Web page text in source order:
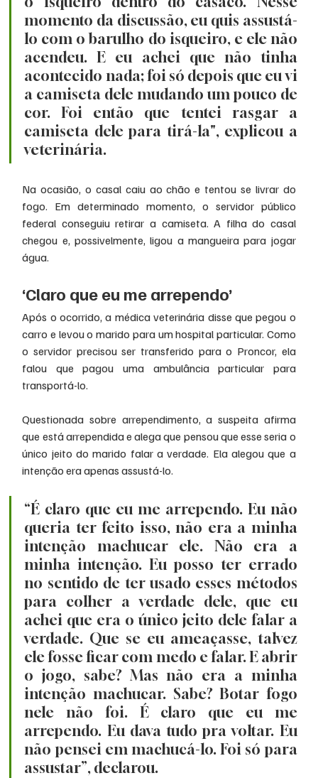
momento da discussão, eu quis assustá-
lo com o barulho do isqueiro, e ele não
acendeu. E eu achei que não tinha
acontecido nada; foi só depois que eu vi
a camiseta dele mudando um pouco de
cor. Foi então que tentei rasgar a
camiseta dele para tirá-la", explicou a
veterinária.
Na ocasião, o casal caiu ao chão e tentou se livrar do
fogo. Em determinado momento, o servidor público
federal conseguiu retirar a camiseta. A filha do casal
chegou e, possivelmente, ligou a mangueira para jogar
água.
‘Claro que eu me arrependo’
Após o ocorrido, a médica veterinária disse que pegou o
carro e levou o marido para um hospital particular. Como
o servidor precisou ser transferido para o Proncor, ela
falou que pagou uma ambulância particular para
transportá-lo.
Questionada sobre arrependimento, a suspeita afirma
que está arrependida e alega que pensou que esse seria o
único jeito do marido falar a verdade. Ela alegou que a
intenção era apenas assustá-lo.
“É claro que eu me arrependo. Eu não
queria ter feito isso, não era a minha
intenção machucar ele. Não era a
minha intenção. Eu posso ter errado
no sentido de ter usado esses métodos
para colher a verdade dele, que eu
achei que era o único jeito dele falar a
verdade. Que se eu ameaçasse, talvez
ele fosse ficar com medo e falar. E abrir
o jogo, sabe? Mas não era a minha
intenção machucar. Sabe? Botar fogo
nele não foi. É claro que eu me
arrependo. Eu dava tudo pra voltar. Eu
não pensei em machucá-lo. Foi só para
assustar”, declarou.